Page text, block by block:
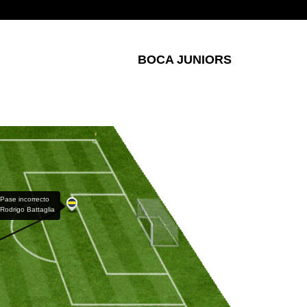
BOCA JUNIORS